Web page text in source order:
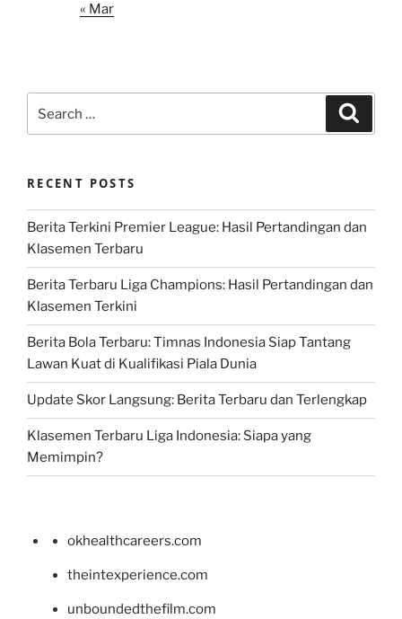
« Mar
for:
RECENT POSTS
Berita Terkini Premier League: Hasil Pertandingan dan
Klasemen Terbaru
Berita Terbaru Liga Champions: Hasil Pertandingan dan
Klasemen Terkini
Berita Bola Terbaru: Timnas Indonesia Siap Tantang
Lawan Kuat di Kualifikasi Piala Dunia
Update Skor Langsung: Berita Terbaru dan Terlengkap
Klasemen Terbaru Liga Indonesia: Siapa yang
Memimpin?
okhealthcareers.com
theintexperience.com
unboundedthefilm.com